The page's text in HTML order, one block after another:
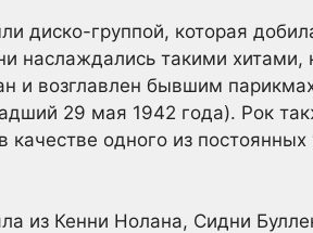
диско-группой, которая
наслаждались такими хитами,
и возглавлен бывшим
29 мая 1942 года). Рок
одного из постоянных
из Кенни Нолана, Сидни